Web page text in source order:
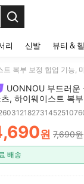
리 신발 뷰티 &
복부 보정 힙업 기능,
UONNOU 부드러운
, 하이웨이스트 복
트니스 요가 쇼츠
AND
원 7,690원
배송